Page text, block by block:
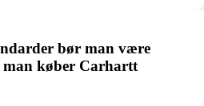
bør man være
køber Carhartt